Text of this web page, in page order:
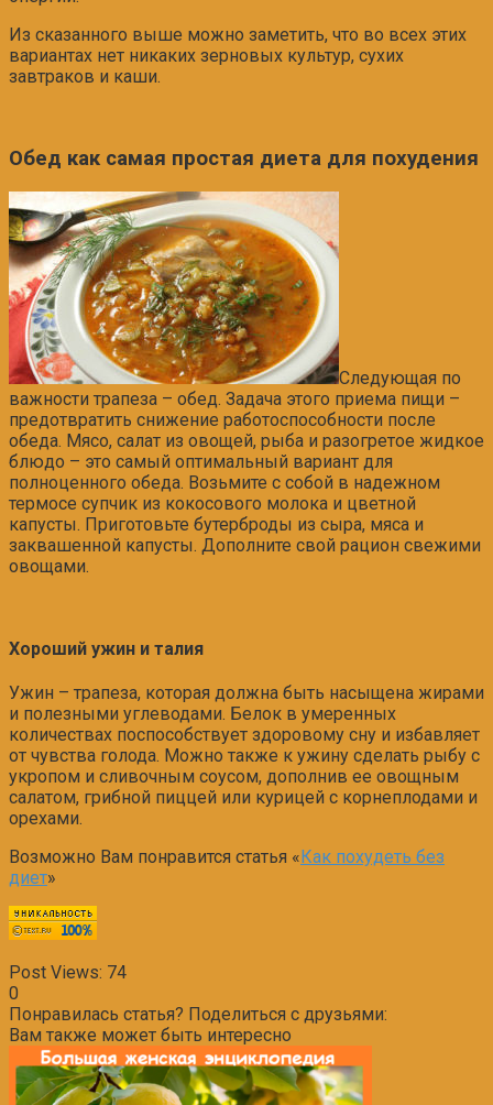
Из сказанного выше можно заметить, что во всех этих
вариантах нет никаких зерновых культур, сухих
завтраков и каши.
Обед как самая простая диета для похудения
Следующая по
важности трапеза – обед. Задача этого приема пищи –
предотвратить снижение работоспособности после
обеда. Мясо, салат из овощей, рыба и разогретое жидкое
блюдо – это самый оптимальный вариант для
полноценного обеда. Возьмите с собой в надежном
термосе супчик из кокосового молока и цветной
капусты. Приготовьте бутерброды из сыра, мяса и
заквашенной капусты. Дополните свой рацион свежими
овощами.
Хороший ужин и талия
Ужин – трапеза, которая должна быть насыщена жирами
и полезными углеводами. Белок в умеренных
количествах поспособствует здоровому сну и избавляет
от чувства голода. Можно также к ужину сделать рыбу с
укропом и сливочным соусом, дополнив ее овощным
салатом, грибной пиццей или курицей с корнеплодами и
орехами.
Возможно Вам понравится статья « Как похудеть без
диет»
Post Views: 74
0
Понравилась статья? Поделиться с друзьями:
Вам также может быть интересно